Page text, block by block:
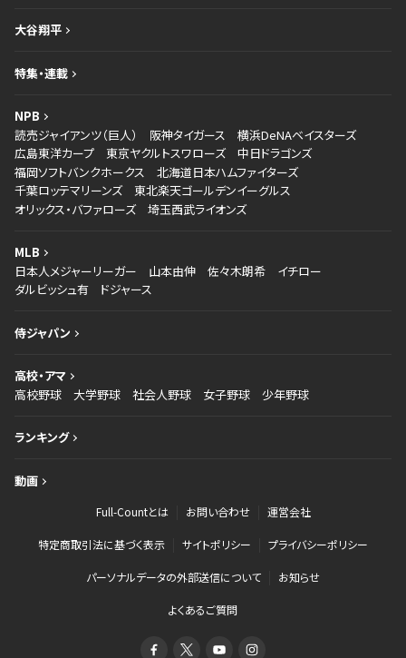
大谷翔平
特集・連載
NPB
読売ジャイアンツ（巨人）
阪神タイガース
横浜DeNAベイスターズ
広島東洋カープ
東京ヤクルトスワローズ
中日ドラゴンズ
福岡ソフトバンクホークス
北海道日本ハムファイターズ
千葉ロッテマリーンズ
東北楽天ゴールデンイーグルス
オリックス・バファローズ
埼玉西武ライオンズ
MLB
日本人メジャーリーガー
山本由伸 佐々木朗希
イチロー
ダルビッシュ有
ドジャース
侍ジャパン
高校・アマ
高校野球
大学野球 社会人野球 女子野球 少年野球
ランキング
動画
Full-Countとは お問い合わせ 運営会社
特定商取引法に基づく表示 サイトポリシー プライバシーポリシー
パーソナルデータの外部送信について お知らせ
よくあるご質問